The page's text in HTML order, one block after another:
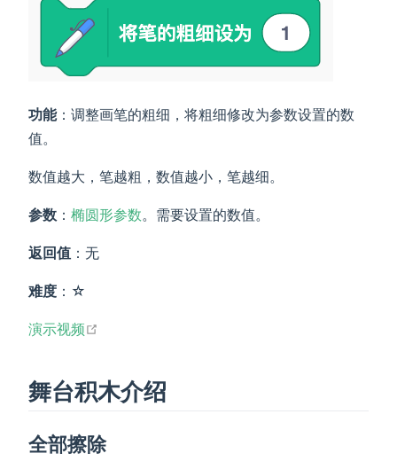
功能：调整画笔的粗细，将粗细修改为参数设置的数
值。
数值越大，笔越粗，数值越小，笔越细。
参数 ： 椭圆形参数。需要设置的数值。
返回值 ：无
难度 ：☆
演示视频
舞台积木介绍
全部擦除